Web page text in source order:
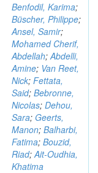
Benfodil, Karima;
Büscher, Philippe;
Ansel, Samir;
Mohamed Cherif,
Abdellah;Abdelli,
Amine; Van Reet,
Nick; Fettata,
Said; Bebronne,
Nicolas; Dehou,
Sara; Geerts,
Manon; Balharbi,
Fatima; Bouzid,
Riad;Ait-Oudhia,
Khatima